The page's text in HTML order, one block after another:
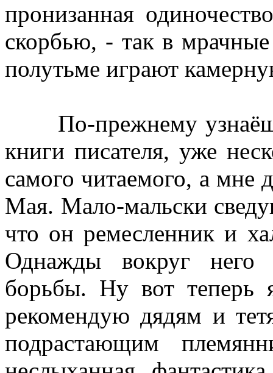
пронизанная
скорбью, - так в
полутьме играют
По-прежнему узнаёшь
книги писателя, уже
самого читаемого, а мне
Мая. Мало-мальски
что он ремесленник и
Однажды вокруг него
борьбы. Ну вот теперь
рекомендую дядям и
подрастающим